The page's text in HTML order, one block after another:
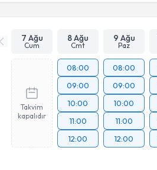
7 Ağu
Cum
8 Ağu
Cmt
9 Ağu
Paz
Takvim
kapalıdır
08:00
09:00
10:00
11:00
12:00
08:00
09:00
10:00
11:00
12:00